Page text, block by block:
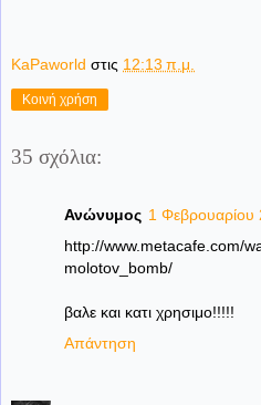
KaPaworld στις 12:13 π.μ.
Κοινή χρήση
35 σχόλια:
Ανώνυμος 1 Φεβρουαρίου
http://www.metacafe.com/
molotov_bomb/
βαλε και κατι χρησιμο!!!!!
Απάντηση